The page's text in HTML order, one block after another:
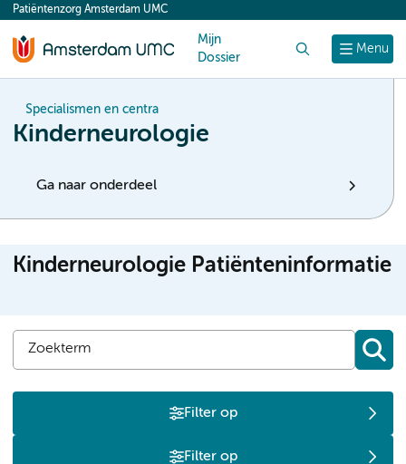
content
Menu
Patiëntenzorg Amsterdam UMC
Mijn
Dossier
Specialismen en centra
Kinderneurologie
Ga naar onderdeel
Kinderneurologie Patiënteninformatie
Filter op
Filter op